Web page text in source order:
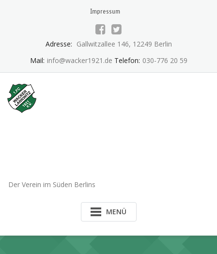
Impressum
Adresse: Gallwitzallee 146, 12249 Berlin
Mail: info@wacker1921.de Telefon: 030-776 20 59
Der Verein im Süden Berlins
MENÜ